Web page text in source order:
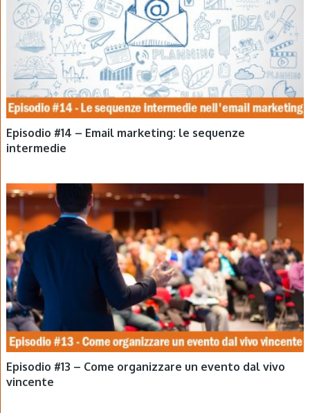
Episodio #14 – Email marketing: le sequenze
intermedie
EPISODI
Episodio #13 – Come organizzare un evento dal vivo
vincente